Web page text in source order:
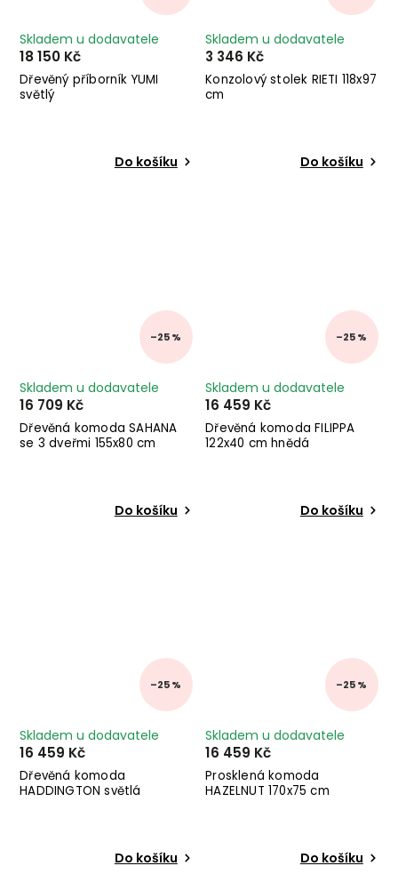
Dřevěný příborník YUMI
světlý
Skladem u dodavatele
18 150 Kč
Do košíku
Konzolový stolek RIETI 118x97
cm
Skladem u dodavatele
3 346 Kč
Do košíku
–25 %
Dřevěná komoda SAHANA
se 3 dveřmi 155x80 cm
Skladem u dodavatele
16 709 Kč
Do košíku
–25 %
Dřevěná komoda FILIPPA
122x40 cm hnědá
Skladem u dodavatele
16 459 Kč
Do košíku
–25 %
Dřevěná komoda
HADDINGTON světlá
Skladem u dodavatele
16 459 Kč
Do košíku
–25 %
Prosklená komoda
HAZELNUT 170x75 cm
Skladem u dodavatele
16 459 Kč
Do košíku